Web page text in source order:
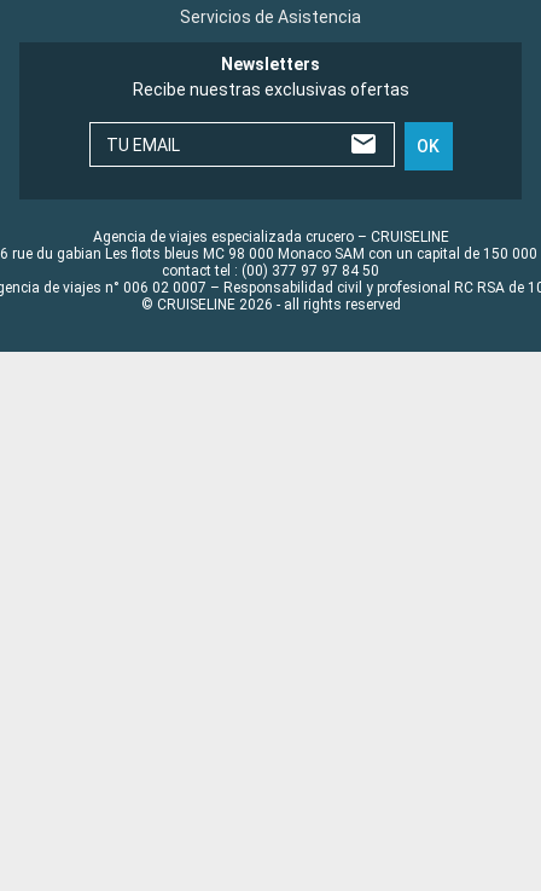
Servicios de Asistencia
Newsletters
Recibe nuestras exclusivas ofertas
TU EMAIL OK
Agencia de viajes especializada crucero – CRUISELINE
rue du gabian Les flots bleus MC 98 000 Monaco SAM con un capital de 150 000
contact tel : (00) 377 97 97 84 50
de viajes n° 006 02 0007 – Responsabilidad civil y profesional RC RSA de
© CRUISELINE 2026 - all rights reserved